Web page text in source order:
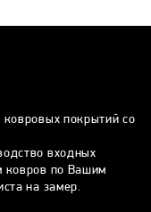
покрытий со
входных
ковров по Вашим
на замер.